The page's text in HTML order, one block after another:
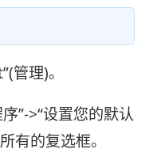
理)。
”->“设置您的默认
有的复选框。